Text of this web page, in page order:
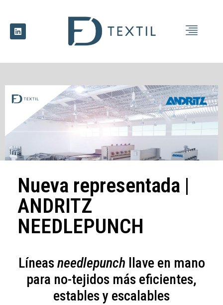
Nueva representada |
ANDRITZ
NEEDLEPUNCH
Líneasneedlepunch llave en mano
para no-tejidos más eficientes,
estables y escalables